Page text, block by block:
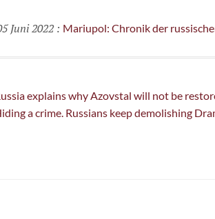
Juni 2022: Mariupol: Chronik der
explains why Azovstal will not be
a crime. Russians keep demolishing